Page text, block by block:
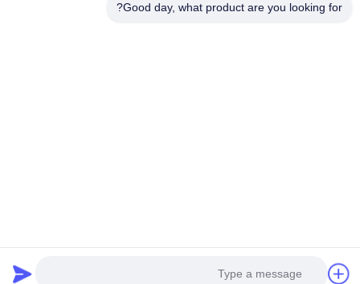
ضبط الجودة
© 2026 Hong Kong Genuine diesel power company. All Rights Reserved.
Good day, what product are you looking for?